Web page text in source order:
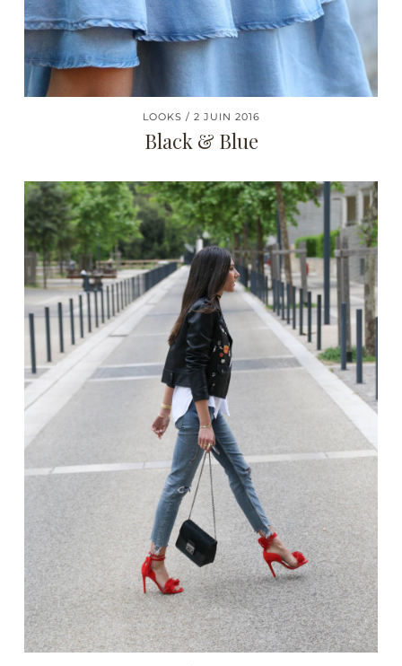
LOOKS 2 JUIN 2016
Black & Blue